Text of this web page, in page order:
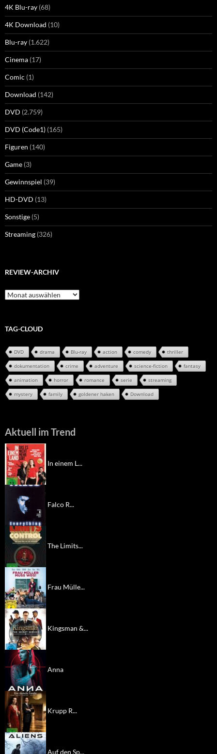
4K Blu-ray (68)
4K Download (10)
Blu-ray (1.622)
Cinema (17)
Comic (1)
Download (142)
DVD (2.759)
DVD (Code1) (165)
Figuren (140)
Game (3)
Gewinnspiel (39)
HD-DVD (13)
Sonstige (5)
Streaming (326)
REVIEW-ARCHIV
Review-
Archiv
TAG-CLOUD
DVD drama Blu-ray action comedy thriller
dokumentation crime adventure science-fiction fantasy
animation horror romance serie streaming
mystery family goldener haken Download
Aktuell im Trend
In einem L...
Falco R...
The Limits...
Frau Mülle...
Kingsman &...
Anna
Krupp R...
Auf den Sp...